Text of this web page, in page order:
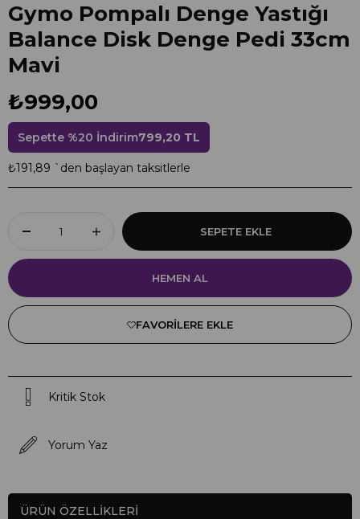
Gymo Pompalı Denge Yastığı
Balance Disk Denge Pedi 33cm
Mavi
₺999,00
Sepette %20 İndirim799,20 TL
₺191,89 `den başlayan taksitlerle
FAVORILERE EKLE
Kritik Stok
Yorum Yaz
ÜRÜN ÖZELLIKLERI